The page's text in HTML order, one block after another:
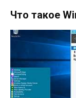
Что такое